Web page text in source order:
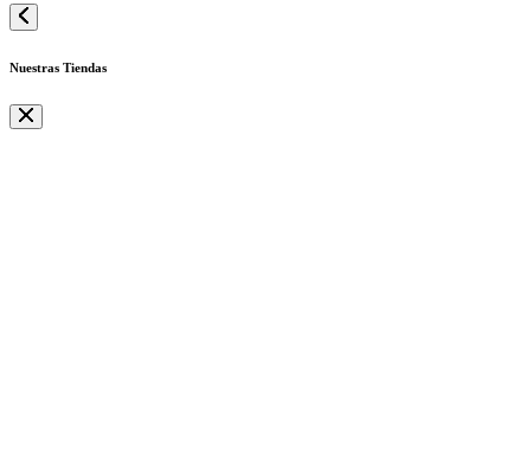
Nuestras Tiendas